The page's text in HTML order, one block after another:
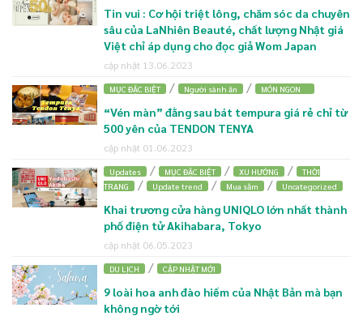
Tin vui : Cơ hội triệt lông, chăm sóc da chuyên
sâu của LaNhiên Beauté, chất lượng Nhật giá
Việt chỉ áp dụng cho đọc giả Wom Japan
cập nhật 13.06.2023
MỤC ĐẶC BIỆT / Người sành ăn / MÓN NGON
“Vén màn” đằng sau bát tempura giá rẻ chỉ từ
500 yên của TENDON TENYA
cập nhật 01.06.2023
Updates / MỤC ĐẶC BIỆT / XU HƯỚNG /
THỜI
TRANG / Update trend / Mua sắm / Uncategorized
Khai trương cửa hàng UNIQLO lớn nhất thành
phố điện tử Akihabara, Tokyo
cập nhật 06.05.2023
DU LỊCH / CẬP NHẬT MỚI
9 loài hoa anh đào hiếm của Nhật Bản mà bạn
không ngờ tới